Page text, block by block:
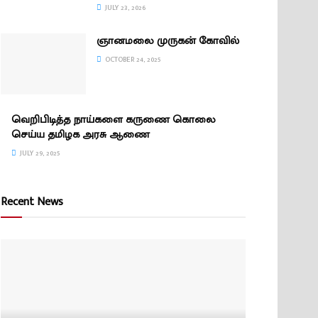
JULY 23, 2026
ஞானமலை முருகன் கோவில்
OCTOBER 24, 2025
வெறிபிடித்த நாய்களை கருணை கொலை
செய்ய தமிழக அரசு ஆணை
JULY 29, 2025
Recent News